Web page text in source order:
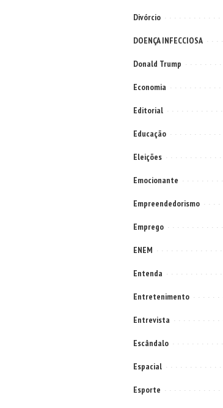
Divórcio
DOENÇA INFECCIOSA
Donald Trump
Economia
Editorial
Educação
Eleições
Emocionante
Empreendedorismo
Emprego
ENEM
Entenda
Entretenimento
Entrevista
Escândalo
Espacial
Esporte